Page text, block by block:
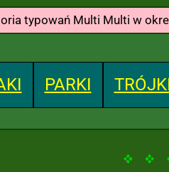
typowań Multi Multi w
PARKI